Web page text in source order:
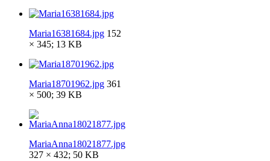
Maria16381684.jpg 152
× 345; 13 KB
Maria18701962.jpg 361
× 500; 39 KB
MariaAnna18021877.jpg
327 × 432; 50 KB